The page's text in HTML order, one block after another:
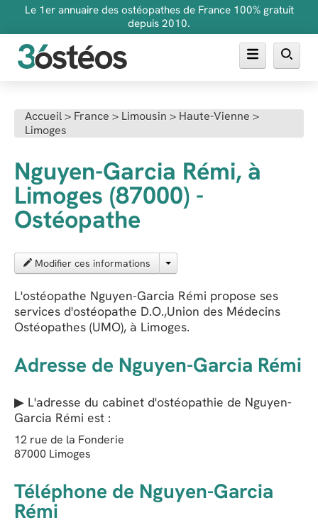
Le 1er annuaire des ostéopathes de France 100% gratuit
depuis 2010.
FAQ
Inscrire son cabinet
Accueil> France > Limousin > Haute-Vienne >
Limoges
Nguyen-Garcia Rémi, à
Limoges (87000) -
Ostéopathe
Modifier ces informations
L'ostéopathe Nguyen-Garcia Rémi propose ses
services d'ostéopathe D.O.,Union des Médecins
Ostéopathes (UMO), à Limoges.
Adresse de Nguyen-Garcia Rémi
▶ L'adresse du cabinet d'ostéopathie de Nguyen-
Garcia Rémi est :
12 rue de la Fonderie
87000 Limoges
Téléphone de Nguyen-Garcia
Rémi